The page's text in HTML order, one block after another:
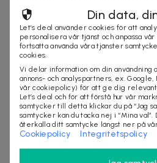
eller bröst, lovar dessa dofter
ett bestående intryck under
Giftsetet innehåller:
Ralph Lauren Polo Blue Edt 40ml
Ralph Lauren Polo Red Edt 40ml
Ralph Lauren Polo 67 Edt 40ml
Produktinformation
Giftset Parfym Herr från
Din data,
Let’s deal använder cookies för att
personalisera vår tjänst och anpassa
fortsätta använda våra tjänster
cookies.
Vi delar information om din användning
annons- och analyspartners, ex.
vår cookiepolicy) för att ge dig
Let’s deal och för att förstå hur vår
samtycker till detta klickar du på “Jag
samtycker kan du tacka nej i “Mina val”.
återkalla ditt samtycke längst ner på
Cookiepolicy Integritetspolicy